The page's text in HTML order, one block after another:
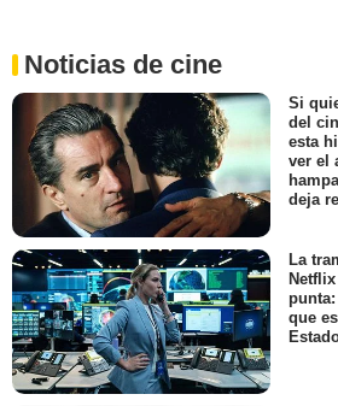
Noticias de cine
Si
del
esta
ver el
deja
La
que